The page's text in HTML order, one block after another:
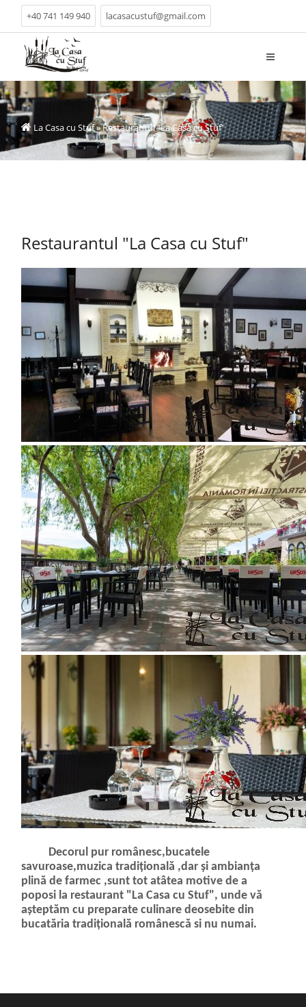
+40 741 149 940 lacasacustuf@gmail.com
La Casa cu Stuf» Restaurantul "La Casa cu Stuf"
Restaurantul "La Casa cu Stuf"
Decorul pur românesc,bucatele
savuroase,muzica tradițională ,dar și ambianța
plină de farmec ,sunt tot atâtea motive de a
poposi la restaurant "La Casa cu Stuf", unde vă
așteptăm cu preparate culinare deosebite din
bucatăria tradițională românescă si nu numai.